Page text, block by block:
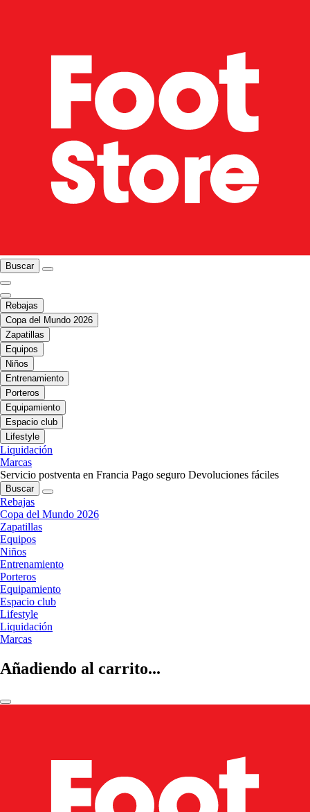
Buscar
Rebajas
Copa del Mundo 2026
Zapatillas
Equipos
Niños
Entrenamiento
Porteros
Equipamiento
Espacio club
Lifestyle
Liquidación
Marcas
Servicio postventa en Francia Pago seguro Devoluciones fáciles
Buscar
Rebajas
Copa del Mundo 2026
Zapatillas
Equipos
Niños
Entrenamiento
Porteros
Equipamiento
Espacio club
Lifestyle
Liquidación
Marcas
Añadiendo al carrito...